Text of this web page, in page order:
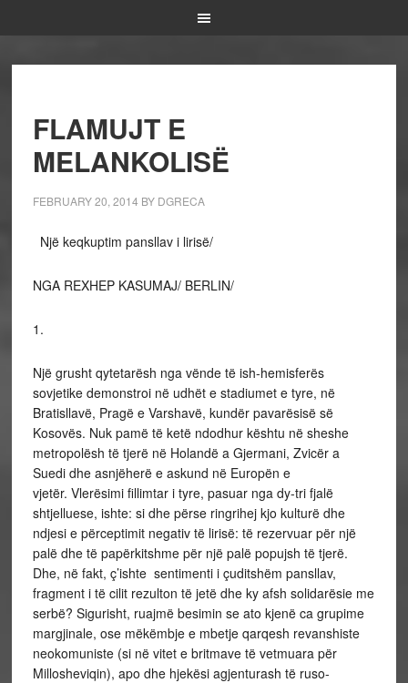
FLAMUJT E
MELANKOLISË
FEBRUARY 20, 2014 BY DGRECA
Një keqkuptim pansllav i lirisë/
NGA REXHEP KASUMAJ/ BERLIN/
1.
Një grusht qytetarësh nga vënde të ish-hemisferës
sovjetike demonstroi në udhët e stadiumet e tyre, në
Bratisllavë, Pragë e Varshavë, kundër pavarësisë së
Kosovës. Nuk pamë të ketë ndodhur kështu në sheshe
metropolësh të tjerë në Holandë a Gjermani, Zvicër a
Suedi dhe asnjëherë e askund në Europën e
vjetër. Vlerësimi fillimtar i tyre, pasuar nga dy-tri fjalë
shtjelluese, ishte: si dhe përse ringrihej kjo kulturë dhe
ndjesi e përceptimit negativ të lirisë: të rezervuar për një
palë dhe të papërkitshme për një palë popujsh të tjerë.
Dhe, në fakt, ç’ishte sentimenti i çuditshëm pansllav,
fragment i të cilit rezulton të jetë dhe ky afsh solidarësie me
serbë? Sigurisht, ruajmë besimin se ato kjenë ca grupime
margjinale, ose mëkëmbje e mbetje qarqesh revanshiste
neokomuniste (si në vitet e britmave të vetmuara për
Millosheviqin), apo dhe hjekësi agjenturash të ruso-